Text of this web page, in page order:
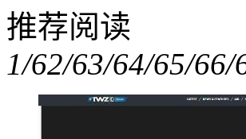
推荐阅读
1/62/63/64/65/66/